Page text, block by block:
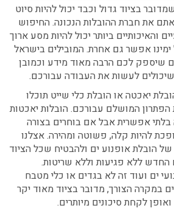
בציוד גדול וכבד יכול להיות סיוט
את חברת ההובלות הנכונה. החיפוש
והאיכותיים ביותר יכול להיות מסע ארוך
אפשר גם אחרת. המובילים בישראל
שיספק לכם הרבה מאוד מידע וכמובן
לעשות את העבודה עבורכם.
יאכטה או הובלת כלי שייט תוכלו
המושלם עבורכם. הובלות יאכטות
אפשרית אבל אם בוחרים בצורה
להיות קלה, פשוטה ומהירה. אצלנו
הובלת אופנוע ים ולהבטיח שכל הציוד
החדש ללא פגיעות וללא שריטות.
ים ועוד זה לא בגדים או כלי מטבח
במקרה הצורך, מדובר בציוד מאוד יקר
לקחת סיכונים מיותרים.